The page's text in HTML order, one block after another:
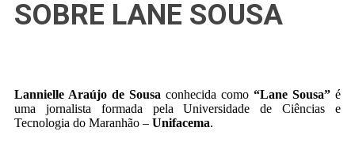
SOBRE LANE SOUSA
Lannielle Araújo de Sousa conhecida como “Lane Sousa” é
uma jornalista formada pela Universidade de Ciências e
Tecnologia do Maranhão – Unifacema.